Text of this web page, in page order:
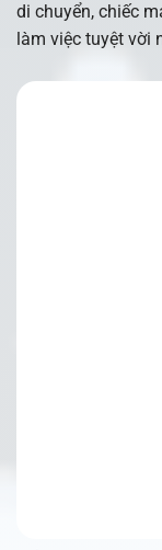
di chuyển, chiếc
làm việc tuyệt vời